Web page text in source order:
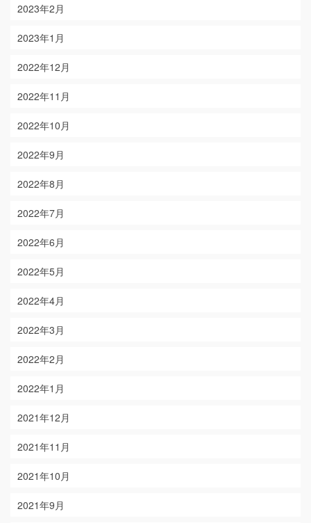
2023年2月
2023年1月
2022年12月
2022年11月
2022年10月
2022年9月
2022年8月
2022年7月
2022年6月
2022年5月
2022年4月
2022年3月
2022年2月
2022年1月
2021年12月
2021年11月
2021年10月
2021年9月